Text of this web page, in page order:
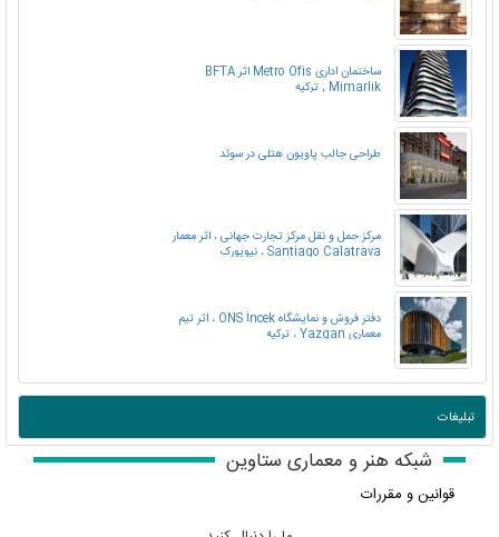
ساختمان اداری Metro Ofis اثر BFTA
Mimarlik , ترکیه
طراحی جالب پاویون هتلی در سوئد
مرکز حمل و نقل مرکز تجارت جهانی ، اثر معمار
Santiago Calatrava ، نیویورک
دفتر فروش و نمایشگاه ONS İncek ، اثر تیم
معماری Yazgan ، ترکیه
تبلیغات
شبکه هنر و معماری ستاوین
قوانین و مقررات